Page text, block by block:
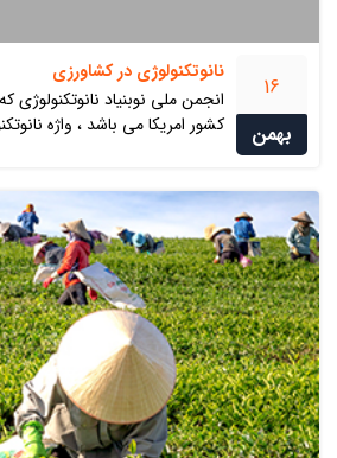
16
بهمن
نانوتكنولوژي در کشاورزی
انجمن ملی نوبنیاد نانوتكنولوژی
كشور امریكا می باشد ، واژه